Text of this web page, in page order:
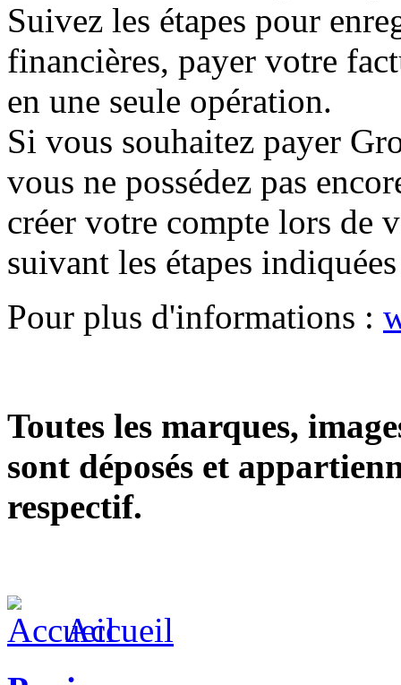
Suivez les étapes pour
financières, payer votre
en une seule opération.
Si vous souhaitez payer
vous ne possédez pas
créer votre compte lors de
suivant les étapes
Pour plus d'informations :
Toutes les marques,
sont déposés et
respectif.
Accueil